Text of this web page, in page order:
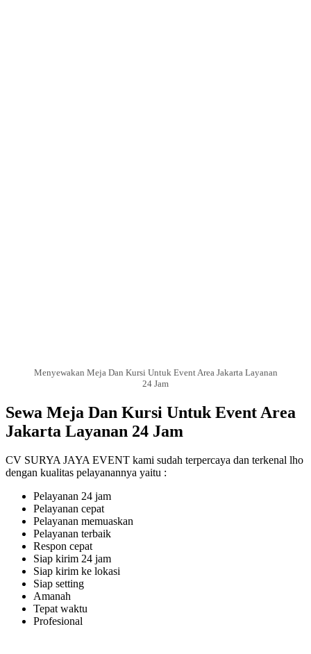
Menyewakan Meja Dan Kursi Untuk Event Area Jakarta Layanan
24 Jam
Sewa Meja Dan Kursi Untuk Event Area
Jakarta Layanan 24 Jam
CV SURYA JAYA EVENT kami sudah terpercaya dan terkenal lho
dengan kualitas pelayanannya yaitu :
Pelayanan 24 jam
Pelayanan cepat
Pelayanan memuaskan
Pelayanan terbaik
Respon cepat
Siap kirim 24 jam
Siap kirim ke lokasi
Siap setting
Amanah
Tepat waktu
Profesional